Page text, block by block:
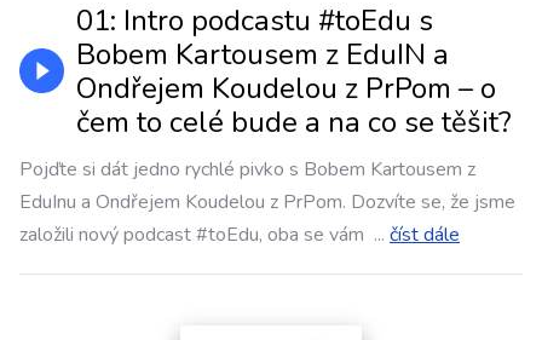
01: Intro podcastu #toEdu s
Bobem Kartousem z EduIN a
Ondřejem Koudelou z PrPom – o
čem to celé bude a na co se těšit?
Pojďte si dát jedno rychlé pivko s Bobem Kartousem z
EduInu a Ondřejem Koudelou z PrPom. Dozvíte se, že jsme
založili nový podcast #toEdu, oba se vám ... číst dále